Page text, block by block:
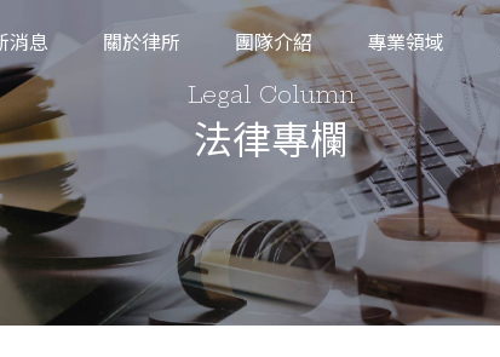
消息 關於律所 團隊介紹 專業領域
法律專欄